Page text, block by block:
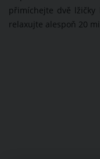
přimíchejte dvě lžičky
relaxujte alespoň 20